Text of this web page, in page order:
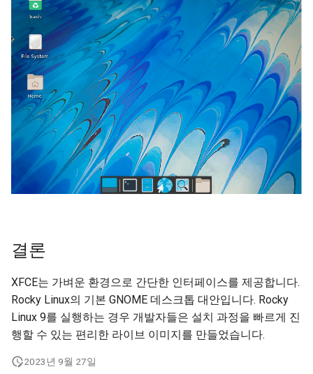
결론
XFCE는 가벼운 환경으로 간단한 인터페이스를 제공합니다.
Rocky Linux의 기본 GNOME 데스크톱 대안입니다. Rocky
Linux 9를 실행하는 경우 개발자들은 설치 과정을 빠르게 진
행할 수 있는 편리한 라이브 이미지를 만들었습니다.
2023년 9월 27일